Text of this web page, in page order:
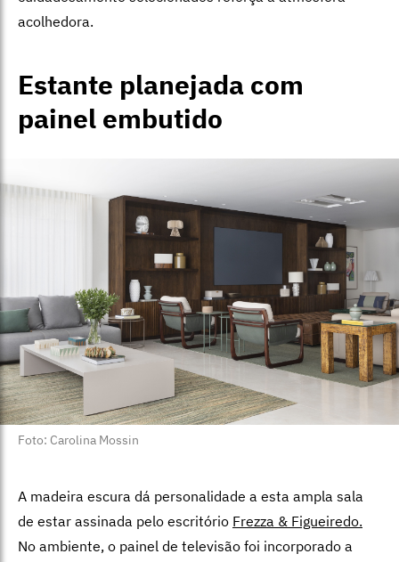
acolhedora.
Estante planejada com
painel embutido
Foto: Carolina Mossin
A madeira escura dá personalidade a esta ampla sala
de estar assinada pelo escritório Frezza & Figueiredo.
No ambiente, o painel de televisão foi incorporado a